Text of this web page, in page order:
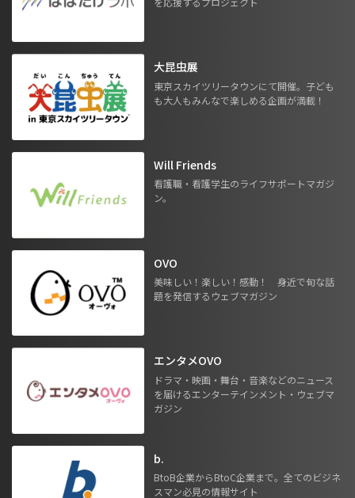
大昆虫展
東京スカイツリータウンにて開催。子ども
も大人もみんなで楽しめる企画が満載！
Will Friends
看護職・看護学生のライフサポートマガジ
ン。
OVO
美味しい！楽しい！感動！ 身近で旬な話
題を発信するウェブマガジン
エンタメOVO
ドラマ・映画・舞台・音楽などのニュース
を届けるエンターテインメント・ウェブマ
ガジン
b.
BtoB企業からBtoC企業まで。全てのビジネ
スマン必見の情報サイト